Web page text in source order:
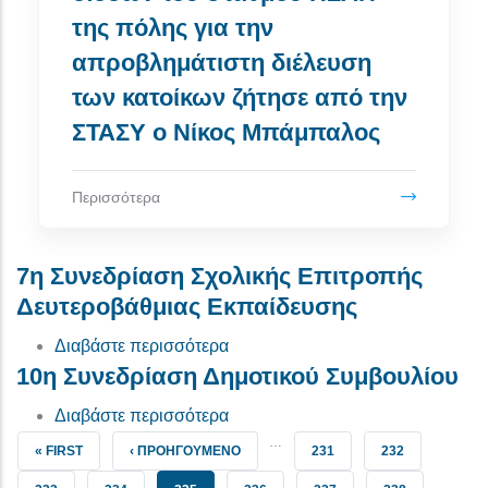
της πόλης για την
απροβλημάτιστη διέλευση
των κατοίκων ζήτησε από την
ΣΤΑΣΥ ο Νίκος Μπάμπαλος
Περισσότερα
7η Συνεδρίαση Σχολικής Επιτροπής
Δευτεροβάθμιας Εκπαίδευσης
Διαβάστε περισσότεραγια το 7η Συνεδρίαση Σχολικής
10η Συνεδρίαση Δημοτικού Συμβουλίου
Διαβάστε περισσότεραγια το 10η Συνεδρίαση
FIRST PAGE
« FIRST ΠΡΟΗΓΟΎΜΕΝΗ ΣΕΛΊΔΑ
‹ ΠΡΟΗΓΟΎΜΕΝΟ ΣΕΛΊΔΑ
231 ΣΕΛΊΔΑ
232